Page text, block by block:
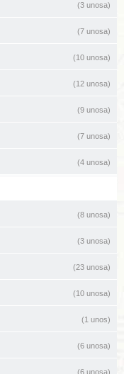
(3 unosa)
(7 unosa)
(10 unosa)
(12 unosa)
(9 unosa)
(7 unosa)
(4 unosa)
(8 unosa)
(3 unosa)
(23 unosa)
(10 unosa)
(1 unos)
(6 unosa)
(6 unosa)